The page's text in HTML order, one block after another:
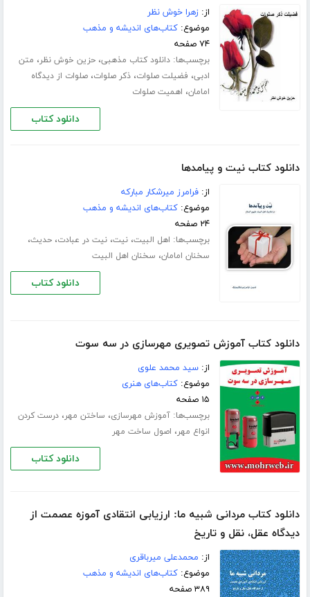
از:زهرا خوش نظر
موضوع:کتاب‌های اندیشه و مذهب
۷۴ صفحه
برچسب‌ها:دانلود کتاب مذهبی،حزین خوش نظر، متن
ادبی، فضیلت صلوات،ذکر صلوات،صلوات از دیدگاه
امامان، اهمیت صلوات
دانلود کتاب
دانلود کتاب نیت و پیامدها
از:فرامرز میرشکار مبارکه
موضوع:کتاب‌های اندیشه و مذهب
۲۴ صفحه
برچسب‌ها: اهل البیت،نیت،نیت در عبادت،حدیث،
سخنان امامان، سخنان اهل البیت
دانلود کتاب
دانلود کتاب آموزش تصویری مهرسازی در سه سوت
از:سید محمد علوی
موضوع:کتاب‌های هنری
۱۵ صفحه
برچسب‌ها:آموزش مهرسازی، ساختن مهر،درست کردن
انواع مهر، اصول ساخت مهر
دانلود کتاب
دانلود کتاب مردانی شبیه ما: ارزیابی انتقادی آموزه عصمت از
دیدگاه عقل، نقل و تاریخ
از: محمدعلی میرباقری
موضوع:کتاب‌های اندیشه و مذهب
۳۸۹ صفحه